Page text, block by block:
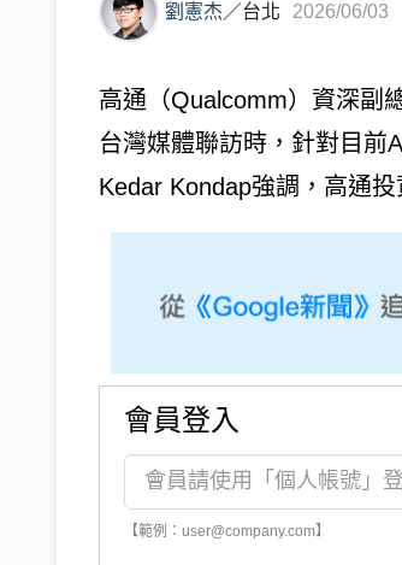
劉憲杰 ／台北 2026/06/03
高通（Qualcomm）資深副
台灣媒體聯訪時，針對目前
Kedar Kondap強調，高通
會員登入
【範例：user@company.com】